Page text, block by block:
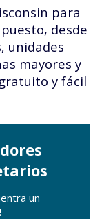
para
desde
unidades
mayores y
y fácil
un